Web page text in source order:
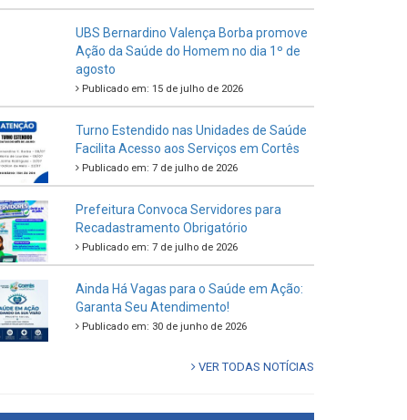
UBS Bernardino Valença Borba promove
Ação da Saúde do Homem no dia 1º de
agosto
Publicado em: 15 de julho de 2026
Turno Estendido nas Unidades de Saúde
Facilita Acesso aos Serviços em Cortês
Publicado em: 7 de julho de 2026
Prefeitura Convoca Servidores para
Recadastramento Obrigatório
Publicado em: 7 de julho de 2026
Ainda Há Vagas para o Saúde em Ação:
Garanta Seu Atendimento!
Publicado em: 30 de junho de 2026
VER TODAS NOTÍCIAS